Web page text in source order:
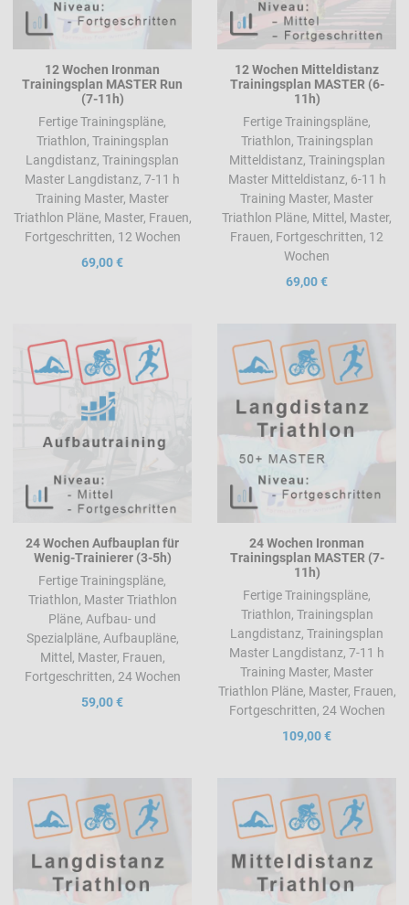
12 Wochen Ironman
Trainingsplan MASTER Run
(7-11h)
Fertige Trainingspläne,
Triathlon, Trainingsplan
Langdistanz, Trainingsplan
Master Langdistanz, 7-11 h
Training Master, Master
Triathlon Pläne, Master, Frauen,
Fortgeschritten, 12 Wochen
69,00 €
12 Wochen Mitteldistanz
Trainingsplan MASTER (6-
11h)
Fertige Trainingspläne,
Triathlon, Trainingsplan
Mitteldistanz, Trainingsplan
Master Mitteldistanz, 6-11 h
Training Master, Master
Triathlon Pläne, Mittel, Master,
Frauen, Fortgeschritten, 12
Wochen
69,00 €
Add to Wishlist
Add to Compare
Quick View
24 Wochen Aufbauplan für
Wenig-Trainierer (3-5h)
Fertige Trainingspläne,
Triathlon, Master Triathlon
Pläne, Aufbau- und
Spezialpläne, Aufbaupläne,
Mittel, Master, Frauen,
Fortgeschritten, 24 Wochen
59,00 €
24 Wochen Ironman
Trainingsplan MASTER (7-
11h)
Fertige Trainingspläne,
Triathlon, Trainingsplan
Langdistanz, Trainingsplan
Master Langdistanz, 7-11 h
Training Master, Master
Triathlon Pläne, Master, Frauen,
Fortgeschritten, 24 Wochen
109,00 €
Add to Wishlist
Add to Compare
Quick View